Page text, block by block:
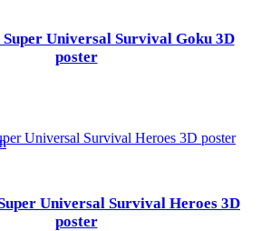
Universal Survival Goku 3D
poster
Universal Survival Heroes 3D
poster